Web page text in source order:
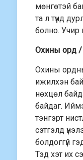
мөнгөтэй
та л түүнд
болно. Учир
Охины орд
Охины
ижилхэн
нөхцөл
байдаг.
тэнгэрт
сэтгэлд
болдоггүй
Тэд хэт их